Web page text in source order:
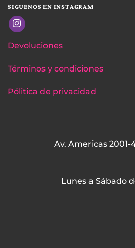
SIGUENOS EN INSTAGRAM
Devoluciones
Términos y condiciones
Pólitica de privacidad
Av. Americas
Lunes a Sábado